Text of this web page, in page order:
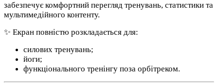
забезпечує комфортний перегляд тренувань, статистики та
мультимедійного контенту.
✨ Екран повністю розкладається для:
силових тренувань;
йоги;
функціонального тренінгу поза орбітреком.